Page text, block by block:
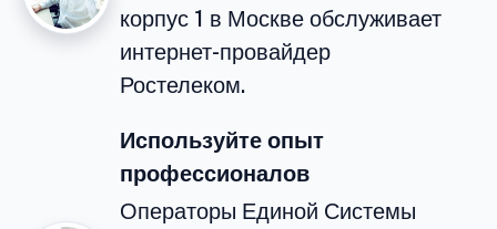
корпус 1 в Москве обслуживает
интернет-провайдер
Ростелеком.
Используйте опыт
профессионалов
Операторы Единой Системы